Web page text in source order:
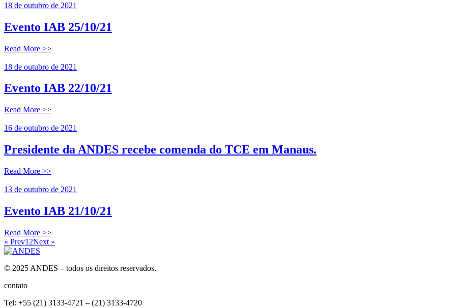
18 de outubro de 2021
Evento IAB 25/10/21
Read More >>
18 de outubro de 2021
Evento IAB 22/10/21
Read More >>
16 de outubro de 2021
Presidente da ANDES recebe comenda do TCE em Manaus.
Read More >>
13 de outubro de 2021
Evento IAB 21/10/21
Read More >>
« Prev1 2Next »
© 2025 ANDES – todos os direitos reservados.
contato
Tel: +55 (21) 3133-4721 – (21) 3133-4720